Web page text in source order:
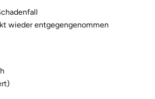
wieder entgegengenommen